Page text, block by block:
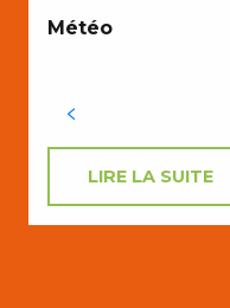
Météo
LIRE LA SUITE